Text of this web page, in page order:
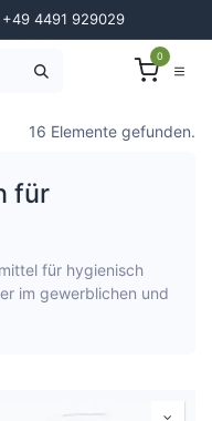
4491 929029
0
16 Elemente gefunden.
für
für hygienisch
im gewerblichen und